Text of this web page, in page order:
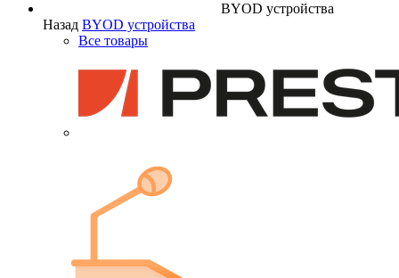
BYOD устройства
Назад BYOD устройства
Все товары